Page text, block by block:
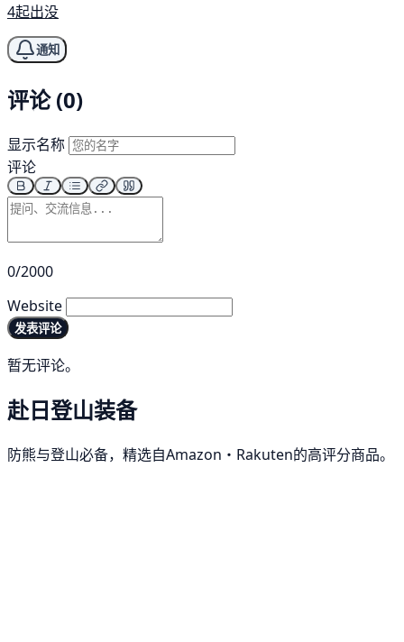
4起出没
通知
评论 (0)
显示名称
评论
0/2000
Website
发表评论
暂无评论。
赴日登山装备
防熊与登山必备，精选自Amazon・Rakuten的高评分商品。